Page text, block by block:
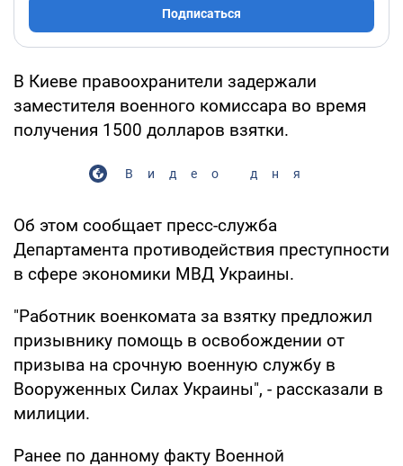
Подписаться
В Киеве правоохранители задержали
заместителя военного комиссара во время
получения 1500 долларов взятки.
Видео дня
Об этом сообщает пресс-служба
Департамента противодействия преступности
в сфере экономики МВД Украины.
"Работник военкомата за взятку предложил
призывнику помощь в освобождении от
призыва на срочную военную службу в
Вооруженных Силах Украины", - рассказали в
милиции.
Ранее по данному факту Военной